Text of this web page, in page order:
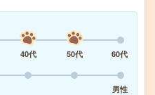
40代 50代
60代
男性